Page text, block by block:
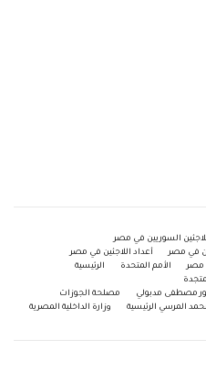
السوريين في مصر
في مصر
أعداد اللاجئين في مصر
مصر
الأمم المتحدة
الرئيسية
مصطفى مدبولي
مصلحة الجوزات
المرسي الرئيسية وزارة الداخلية المصرية